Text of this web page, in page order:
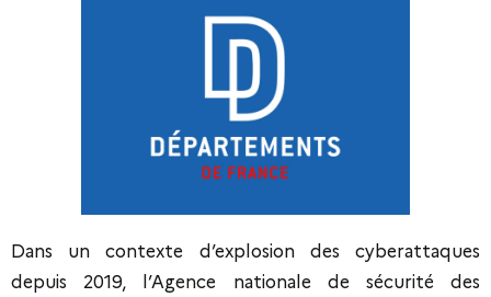
Dans un contexte d’explosion des cyberattaques
depuis 2019, l’Agence nationale de sécurité des